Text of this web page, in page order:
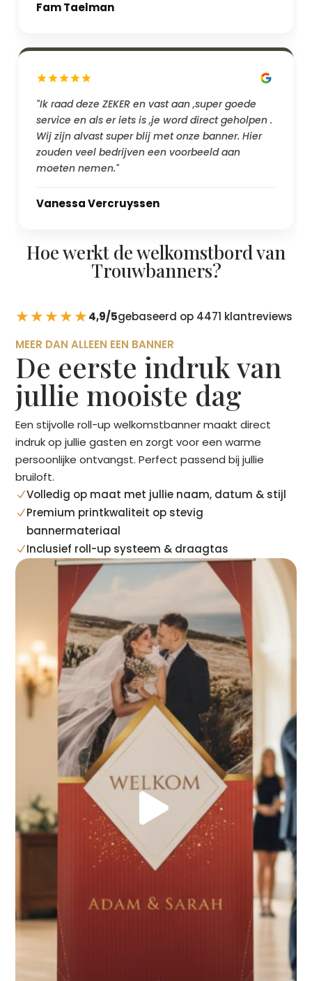
Fam Taelman
"Ik raad deze ZEKER en vast aan ,super goede
service en als er iets is ,je word direct geholpen .
Wij zijn alvast super blij met onze banner. Hier
zouden veel bedrijven een voorbeeld aan
moeten nemen."
Vanessa Vercruyssen
Hoe werkt de welkomstbord van
Trouwbanners?
★★★★★4,9/5gebaseerd op 4471 klantreviews
MEER DAN ALLEEN EEN BANNER
De eerste indruk van
jullie mooiste dag
Een stijvolle roll-up welkomstbanner maakt direct
indruk op jullie gasten en zorgt voor een warme
persoonlijke ontvangst. Perfect passend bij jullie
bruiloft.
NVolledig op maat met jullie naam, datum & stijl
NPremium printkwaliteit op stevig
bannermateriaal
NInclusief roll-up systeem & draagtas